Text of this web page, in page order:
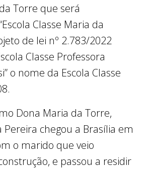
Torre que será
Classe Maria da
de lei nº 2.783/2022
Classe Professora
o nome da Escola Classe
Dona Maria da Torre,
chegou a Brasília em
o marido que veio
e passou a residir